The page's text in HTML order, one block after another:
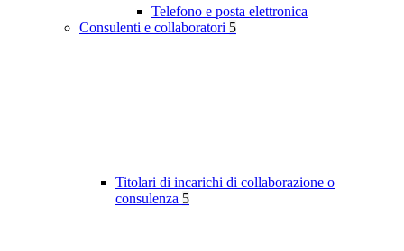
Telefono e posta elettronica
Consulenti e collaboratori 5
Titolari di incarichi di collaborazione o
consulenza 5